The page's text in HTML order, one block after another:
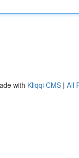
with Kliqqi CMS | All